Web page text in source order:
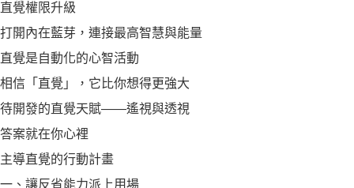
直覺權限升級
打開內在藍芽，連接最高智慧與能量
直覺是自動化的心智活動
相信「直覺」，它比你想得更強大
待開發的直覺天賦——遙視與透視
答案就在你心裡
主導直覺的行動計畫
一、讓反省能力派上用場